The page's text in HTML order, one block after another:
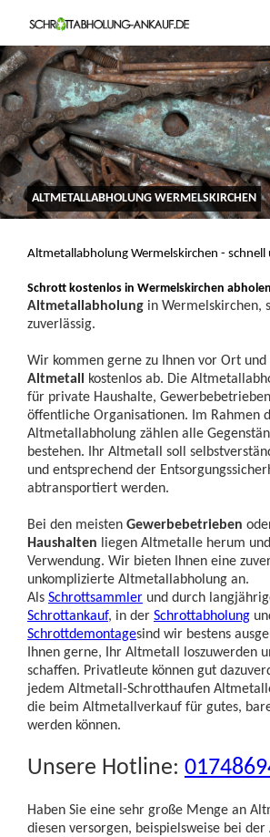
ALTMETALLABHOLUNG WERMELSKIRCHEN
Altmetallabholung Wermelskirchen - schnell
Schrott kostenlos in Wermelskirchen
Altmetallabholung in Wermelskirchen,
zuverlässig.
Wir kommen gerne zu Ihnen vor Ort
Altmetall
kostenlos ab. Die
für private Haushalte,
öffentliche Organisationen. Im Rahmen
Altmetallabholung zählen alle
bestehen. Ihr Altmetall soll
und entsprechend der
abtransportiert werden.
Bei den meisten Gewerbebetrieben
Haushalten
liegen Altmetalle herum
Verwendung. Wir bieten Ihnen eine
unkomplizierte Altmetallabholung an.
Als Schrottsammler und durch
Schrottankauf, in der Schrottabholung
Schrottdemontagesind wir bestens
Ihnen gerne, Ihr Altmetall loszuwerden
schaffen. Privatleute können gut
jedem Altmetall-Schrotthaufen
die beim Altmetallverkauf für gutes,
werden können.
Unsere Hotline:
Haben Sie eine sehr große Menge an
diesen versorgen, beispielsweise bei der